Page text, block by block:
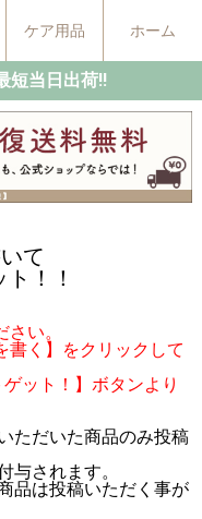
ケア用品 ホーム
短当日出荷!!
て
！！
い。
書く】をクリックして
ット！】ボタンより
ただいた商品のみ投稿
与されます。
品は投稿いただく事が